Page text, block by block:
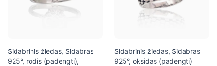
Sidabrinis žiedas, Sidabras
925°, rodis (padengti),
Sidabrinis žiedas, Sidabras
925°, oksidas (padengti)